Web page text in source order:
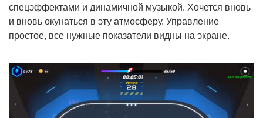
спецэффектами и динамичной музыкой. Хочется вновь
и вновь окунаться в эту атмосферу. Управление
простое, все нужные показатели видны на экране.